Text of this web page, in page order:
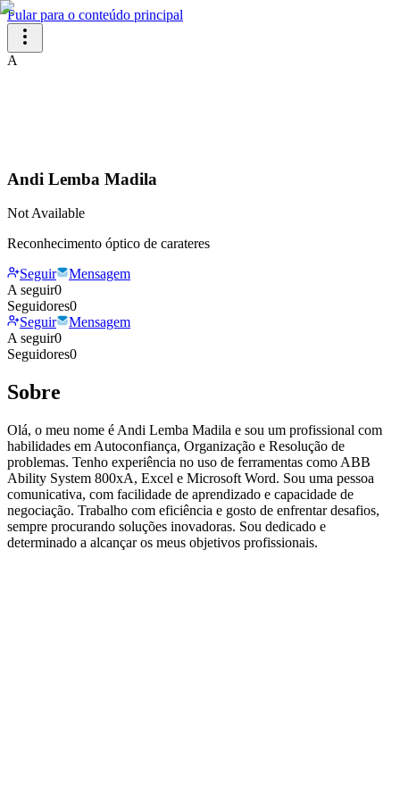
Pular para o conteúdo principal
A
Andi Lemba Madila
Not Available
Reconhecimento óptico de carateres
Seguir
Mensagem
A seguir0
Seguidores0
Seguir
Mensagem
A seguir0
Seguidores0
Sobre
Olá, o meu nome é Andi Lemba Madila e sou um profissional com
habilidades em Autoconfiança, Organização e Resolução de
problemas. Tenho experiência no uso de ferramentas como ABB
Ability System 800xA, Excel e Microsoft Word. Sou uma pessoa
comunicativa, com facilidade de aprendizado e capacidade de
negociação. Trabalho com eficiência e gosto de enfrentar desafios,
sempre procurando soluções inovadoras. Sou dedicado e
determinado a alcançar os meus objetivos profissionais.